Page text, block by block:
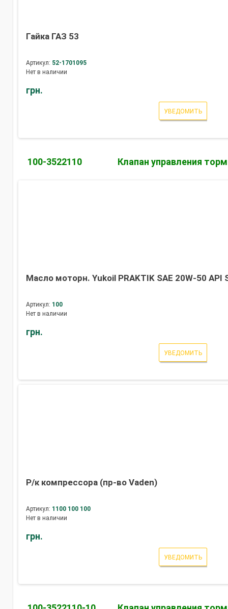
Гайка ГАЗ 53
Артикул: 52-1701095
Нет в наличии
грн.
УВЕДОМИТЬ
100-3522110 Клапан управления
Масло моторн. Yukoil PRAKTIK SAE 20W-50 API
Артикул: 100
Нет в наличии
грн.
УВЕДОМИТЬ
Р/к компрессора (пр-во Vaden)
Артикул: 1100 100 100
Нет в наличии
грн.
УВЕДОМИТЬ